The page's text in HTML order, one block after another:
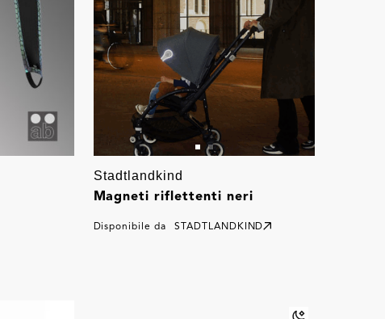
Stadtlandkind
Magneti riflettenti neri
Disponibile da STADTLANDKIND